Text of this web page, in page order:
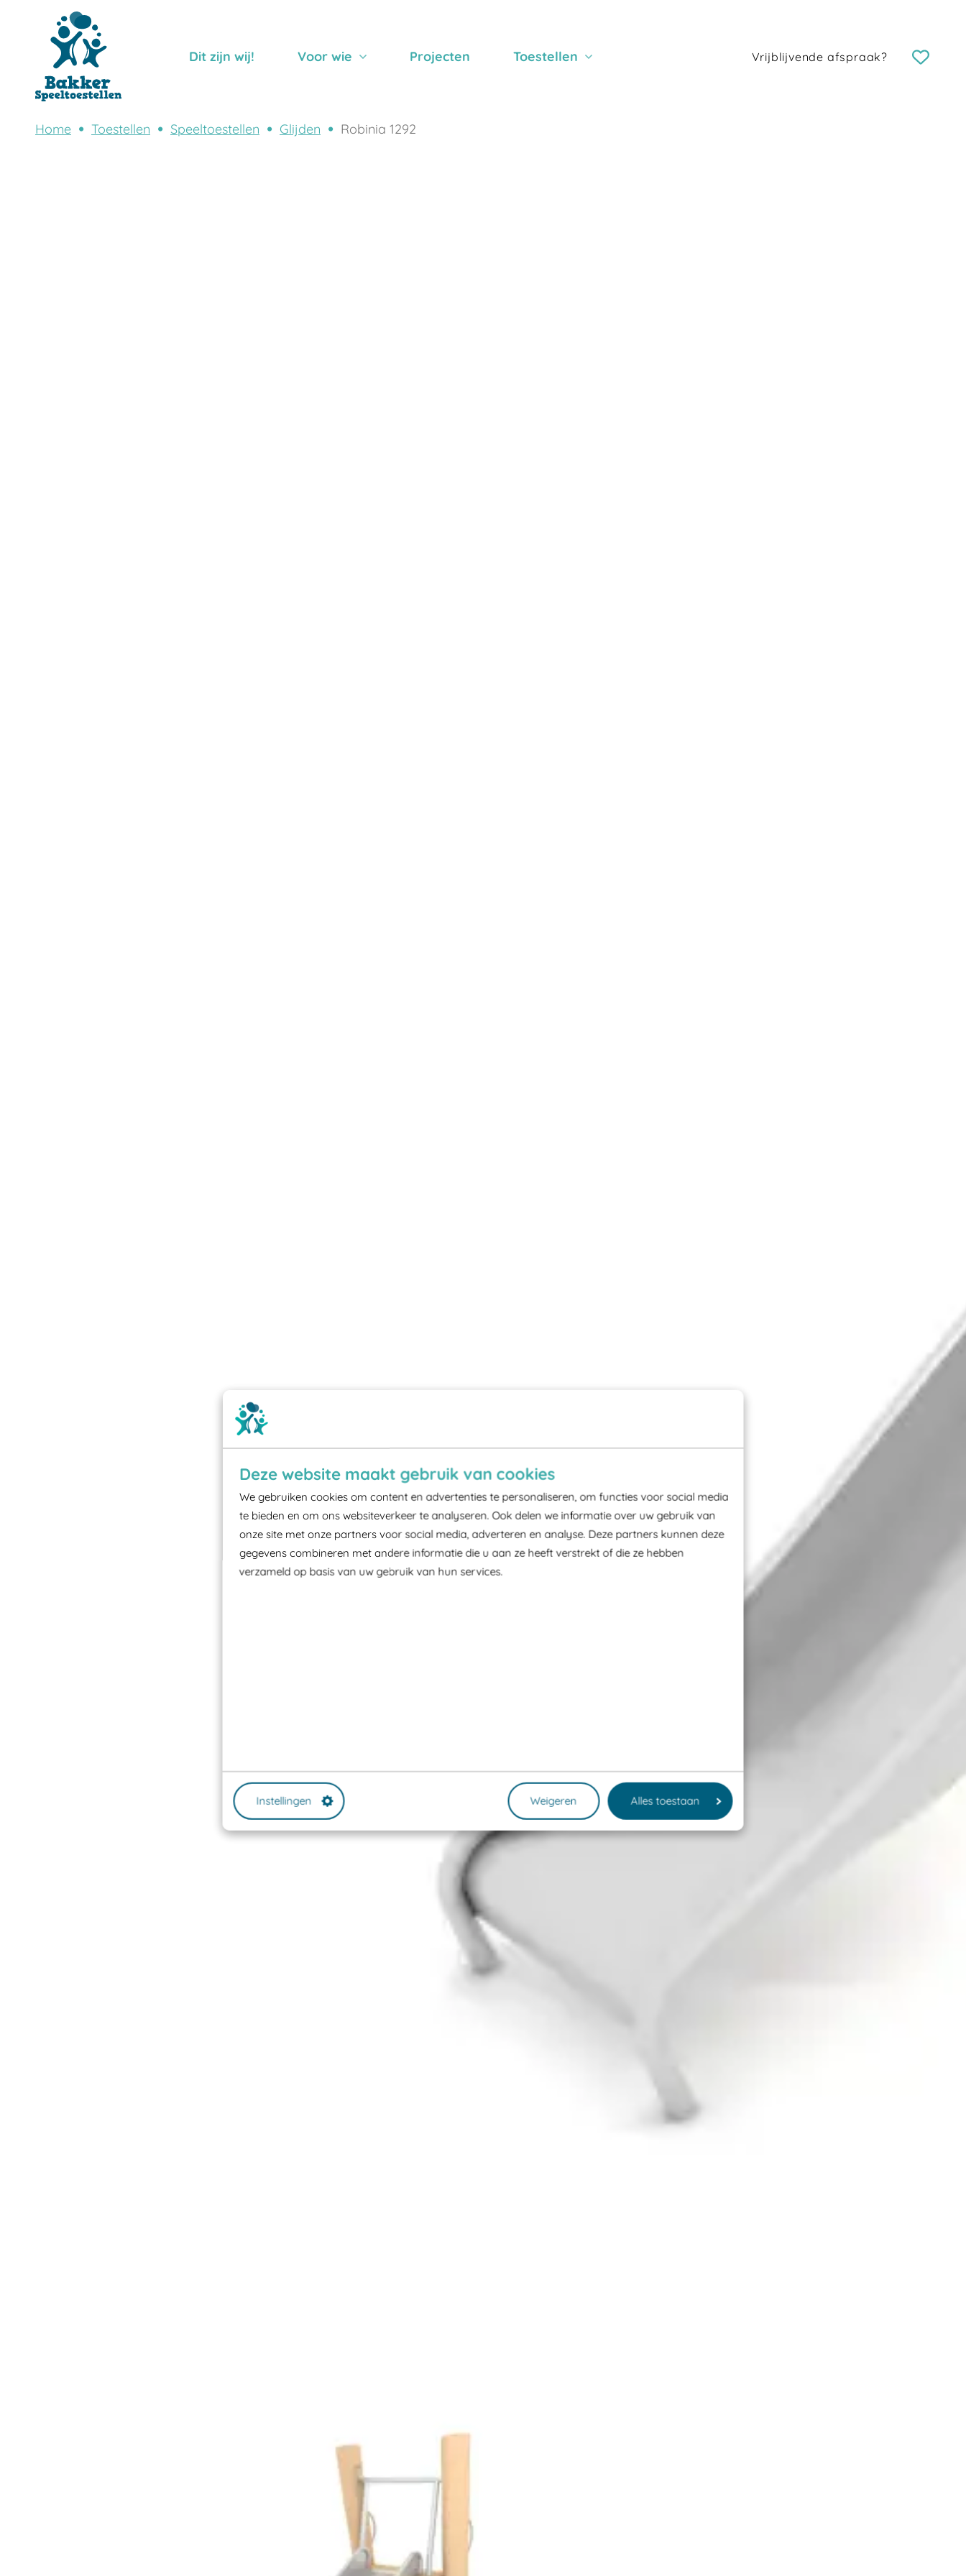
Deze website maakt gebruik van cookies
We gebruiken cookies om content en advertenties te personaliseren, om functies voor social media
te bieden en om ons websiteverkeer te analyseren. Ook delen we informatie over uw gebruik van
onze site met onze partners voor social media, adverteren en analyse. Deze partners kunnen deze
gegevens combineren met andere informatie die u aan ze heeft verstrekt of die ze hebben
verzameld op basis van uw gebruik van hun services.
Instellingen Weigeren Alles toestaan
Dit zijn wij! Voor wie Projecten Toestellen Vrijblijvende afspraak?
Home Toestellen Speeltoestellen Glijden Robinia 1292